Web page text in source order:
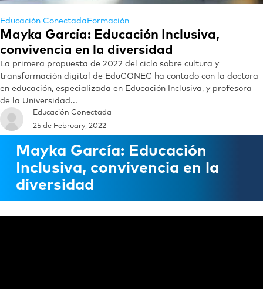
Educación Conectada Formación
Mayka García: Educación Inclusiva,
convivencia en la diversidad
La primera propuesta de 2022 del ciclo sobre cultura y
transformación digital de EduCONEC ha contado con la doctora
en educación, especializada en Educación Inclusiva, y profesora
de la Universidad...
Educación Conectada
25 de February, 2022
Mayka García: Educación
Inclusiva, convivencia en la
diversidad